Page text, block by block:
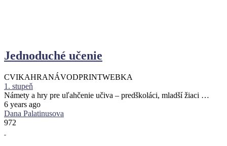
Jednoduché učenie
CVIKAHRANÁVODPRINTWEBKA
1. stupeň
Námety a hry pre uľahčenie učiva – predškoláci, mladší žiaci …
6 years ago
Dana Palatinusova
972